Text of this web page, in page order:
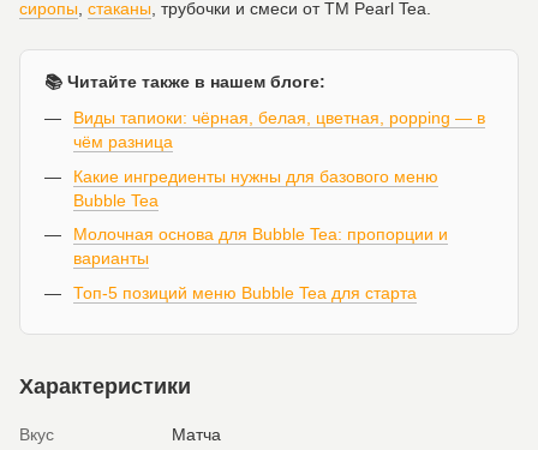
сиропы, стаканы, трубочки и смеси от ТМ Pearl Tea.
📚 Читайте также в нашем блоге:
Виды тапиоки: чёрная, белая, цветная, popping — в
чём разница
Какие ингредиенты нужны для базового меню
Bubble Tea
Молочная основа для Bubble Tea: пропорции и
варианты
Топ-5 позиций меню Bubble Tea для старта
Характеристики
Вкус
Матча